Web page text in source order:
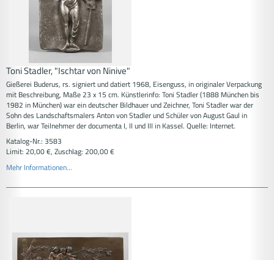
Toni Stadler, "Ischtar von Ninive"
Gießerei Buderus, rs. signiert und datiert 1968, Eisenguss, in originaler Verpackung
mit Beschreibung, Maße 23 x 15 cm. Künstlerinfo: Toni Stadler (1888 München bis
1982 in München) war ein deutscher Bildhauer und Zeichner, Toni Stadler war der
Sohn des Landschaftsmalers Anton von Stadler und Schüler von August Gaul in
Berlin, war Teilnehmer der documenta I, II und III in Kassel. Quelle: Internet.
Katalog-Nr.: 3583
Limit: 20,00 €, Zuschlag: 200,00 €
Mehr Informationen...